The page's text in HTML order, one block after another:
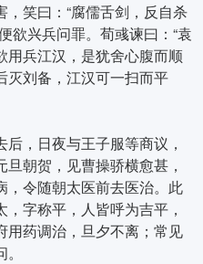
笑曰：“腐儒舌剑，反自杀
欲兴兵问罪。荀彧谏曰：“袁
用兵江汉，是犹舍心腹而顺
灭刘备，江汉可一扫而平
，日夜与王子服等商议，
朝贺，见曹操骄横愈甚，
，令随朝太医前去医治。此
字称平，人皆呼为吉平，
用药调治，旦夕不离；常见